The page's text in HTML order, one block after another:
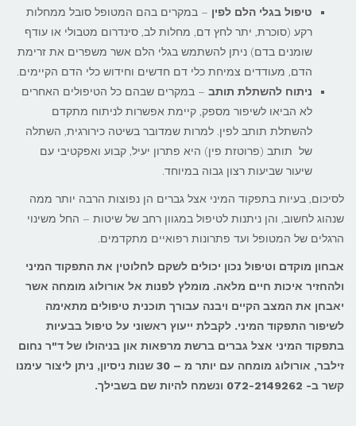
טיפול בגלי הלם לפין – במקרים בהם המטופל סובל ממחלות
רקע (סוכרת, יתר לחץ דם, מחלות לב, סינדרום מטבולי או עודף
שומנים בדם) ניתן להשתמש בגלי הלם אשר משפרים את זרימת
הדם, מעודדים צמיחת כלי דם חדשים וחידוש כלי הדם הקיימים.
ניתוח להשתלת תותב – במקרים שבהם כל הטיפולים האחרים
לא הביאו לשיפור מספק, קיימת אפשרות לניתוח מתקדם
להשתלת תותב לפין. למרות שמדובר בשיטה כירורגית, השתלה
של תותב (פרוטזת פין) היא פתרון יעיל, קבוע ואפקטיבי עם
שיעור שביעות רצון גבוה במיוחד.
לסיכום, בעיות בתפקוד המיני אצל גברים הן נפוצות הרבה יותר ממה
שנהוג לחשוב, והן ניתנות לטיפול במגוון רחב של שיטות – החל משינוי
הרגלים של המטופל ועד פתרונות רפואיים מתקדמים.
אבחון מוקדם וטיפול נכון יכולים לשקם לחלוטין את התפקוד המיני
ולהחזיר איכות חיים מלאה. מומלץ לפנות אל אורולוג מומחה אשר
יאבחן את המצב הקיים ויבנה עבורך תוכנית טיפולים מתאימה
לשיפור התפקוד המיני. לקבלת ייעוץ ראשוני על טיפול בבעיות
בתפקוד המיני אצל גברים ברשת מרפאות און בניהולו של ד"ר נחום
זילבר
, אורולוג מומחה עם יותר מ – 30 שנות ניסיון, ניתן ליצור עימנו
קשר ב- 072-2149262
ונשמח להיות שם בשבילך.